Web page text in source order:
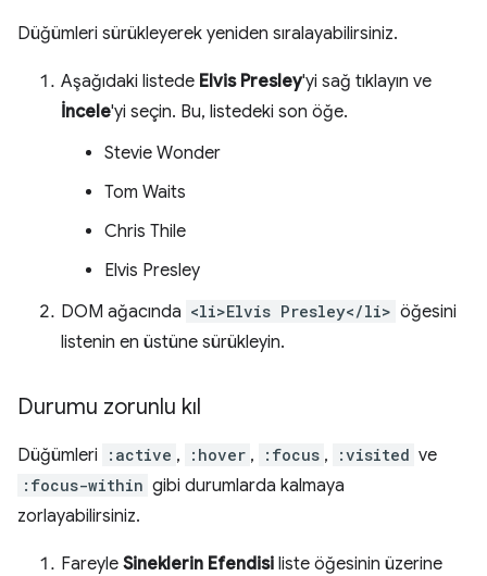
Düğümleri sürükleyerek yeniden sıralayabilirsiniz.
Aşağıdaki listede Elvis Presley'yi sağ tıklayın ve
İncele'yi seçin. Bu, listedeki son öğe.
Stevie Wonder
Tom Waits
Chris Thile
Elvis Presley
DOM ağacında <li>Elvis Presley</li> öğesini
listenin en üstüne sürükleyin.
Durumu zorunlu kıl
Düğümleri :active , :hover , :focus , :visited ve
:focus-within gibi durumlarda kalmaya
zorlayabilirsiniz.
Fareyle Sineklerin Efendisi liste öğesinin üzerine